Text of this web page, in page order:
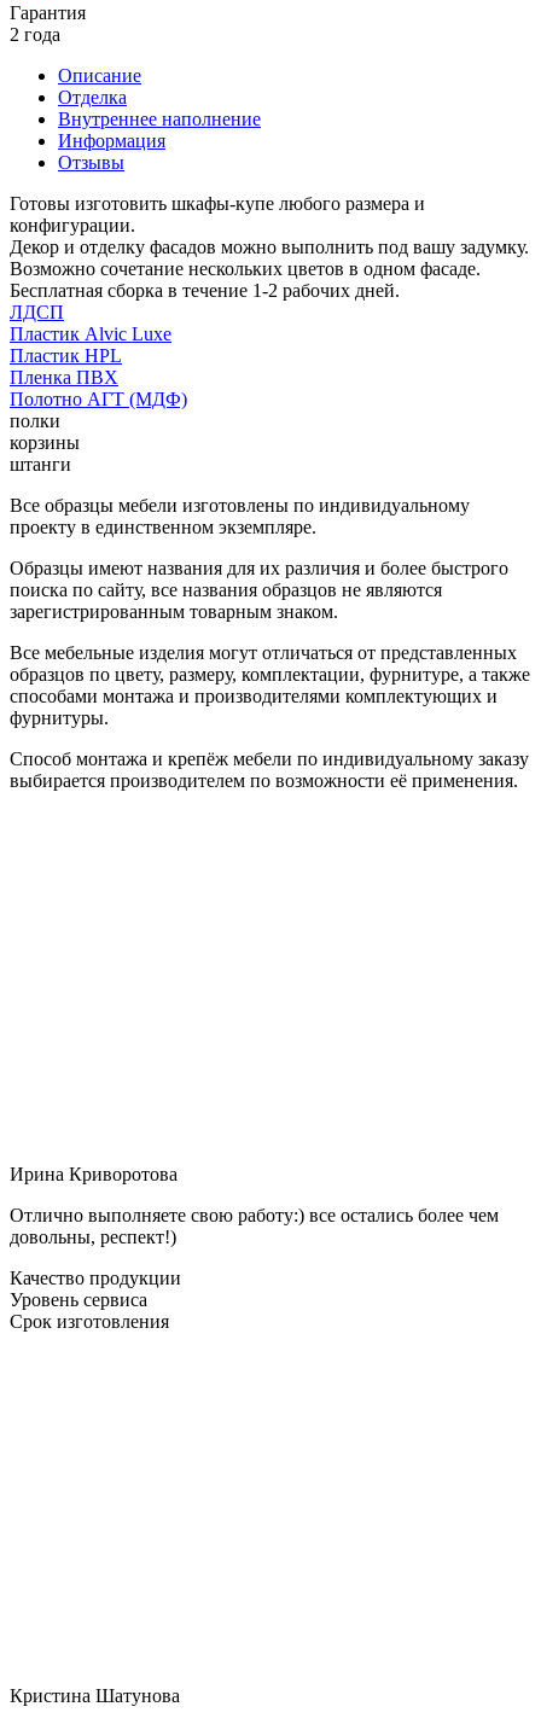
Гарантия
2 года
Описание
Отделка
Внутреннее наполнение
Информация
Отзывы
Готовы изготовить шкафы-купе любого размера и
конфигурации.
Декор и отделку фасадов можно выполнить под вашу задумку.
Возможно сочетание нескольких цветов в одном фасаде.
Бесплатная сборка в течение 1-2 рабочих дней.
ЛДСП
Пластик Alvic Luxe
Пластик HPL
Пленка ПВХ
Полотно АГТ (МДФ)
полки
корзины
штанги
Все образцы мебели изготовлены по индивидуальному
проекту в единственном экземпляре.
Образцы имеют названия для их различия и более быстрого
поиска по сайту, все названия образцов не являются
зарегистрированным товарным знаком.
Все мебельные изделия могут отличаться от представленных
образцов по цвету, размеру, комплектации, фурнитуре, а также
способами монтажа и производителями комплектующих и
фурнитуры.
Способ монтажа и крепёж мебели по индивидуальному заказу
выбирается производителем по возможности её применения.
Ирина Криворотова
Отлично выполняете свою работу:) все остались более чем
довольны, респект!)
Качество продукции
Уровень сервиса
Срок изготовления
Кристина Шатунова